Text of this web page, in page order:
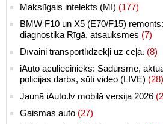
Makslīgais intelekts (MI) (177)
BMW F10 un X5 (E70/F15)
diagnostika Rīgā, atsauksmes (7)
Dīvaini transportlīdzekļi uz ceļa. (8)
iAuto aculiecinieks: Sadursme,
policijas darbs, sūti video (LIVE) (28)
Jaunā iAuto.lv mobilā versija 2026
Gaismas auto (27)